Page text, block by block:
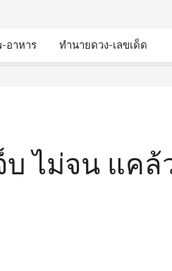
อาหาร ทำนายดวง-เลขเด็ด
ไม่จน แคล้